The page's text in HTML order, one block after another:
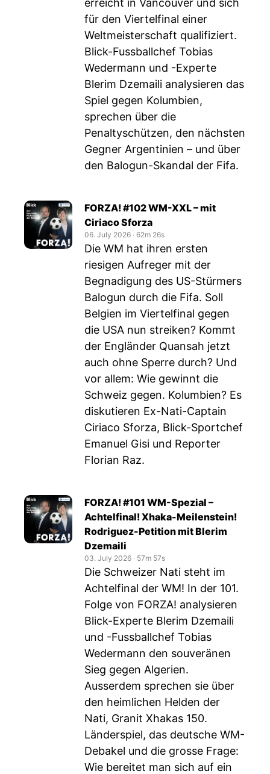
erreicht in Vancouver und sich
für den Viertelfinal einer
Weltmeisterschaft qualifiziert.
Blick-Fussballchef Tobias
Wedermann und -Experte
Blerim Dzemaili analysieren das
Spiel gegen Kolumbien,
sprechen über die
Penaltyschützen, den nächsten
Gegner Argentinien – und über
den Balogun-Skandal der Fifa.
FORZA! #102 WM-XXL – mit
Ciriaco Sforza
06. July 2026 ‧ 62m 26s
Die WM hat ihren ersten
riesigen Aufreger mit der
Begnadigung des US-Stürmers
Balogun durch die Fifa. Soll
Belgien im Viertelfinal gegen
die USA nun streiken? Kommt
der Engländer Quansah jetzt
auch ohne Sperre durch? Und
vor allem: Wie gewinnt die
Schweiz gegen. Kolumbien? Es
diskutieren Ex-Nati-Captain
Ciriaco Sforza, Blick-Sportchef
Emanuel Gisi und Reporter
Florian Raz.
FORZA! #101 WM-Spezial –
Achtelfinal! Xhaka-Meilenstein!
Rodriguez-Petition mit Blerim
Dzemaili
03. July 2026 ‧ 57m 57s
Die Schweizer Nati steht im
Achtelfinal der WM! In der 101.
Folge von FORZA! analysieren
Blick-Experte Blerim Dzemaili
und -Fussballchef Tobias
Wedermann den souveränen
Sieg gegen Algerien.
Ausserdem sprechen sie über
den heimlichen Helden der
Nati, Granit Xhakas 150.
Länderspiel, das deutsche WM-
Debakel und die grosse Frage:
Wie bereitet man sich auf ein